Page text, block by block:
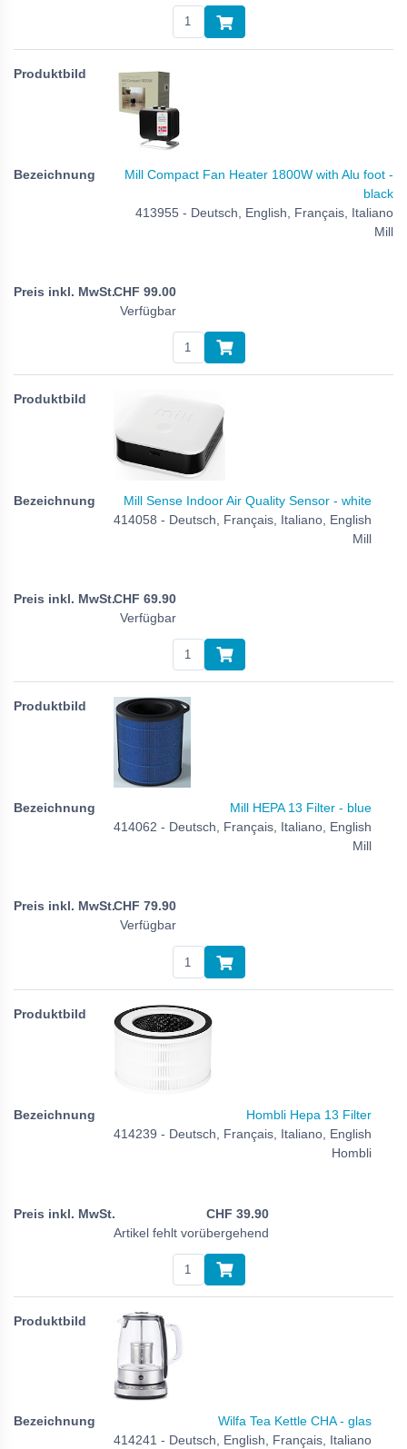
Mill Compact Fan Heater 1800W with Alu foot -
black
413955 - Deutsch, English, Français, Italiano
Mill
CHF 99.00
Verfügbar
Mill Sense Indoor Air Quality Sensor - white
414058 - Deutsch, Français, Italiano, English
Mill
CHF 69.90
Verfügbar
Mill HEPA 13 Filter - blue
414062 - Deutsch, Français, Italiano, English
Mill
CHF 79.90
Verfügbar
Hombli Hepa 13 Filter
414239 - Deutsch, Français, Italiano, English
Hombli
CHF 39.90
Artikel fehlt vorübergehend
Wilfa Tea Kettle CHA - glas
414241 - Deutsch, English, Français, Italiano